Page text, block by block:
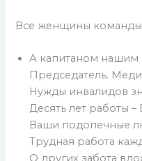
Все женщины команды
А капитаном
Председатель.
Нужды инвалидов
Десять лет работы
Ваши подопечные
Трудная работа
О других забота